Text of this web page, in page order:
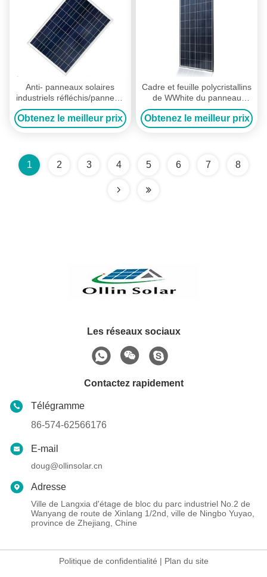
Anti- panneaux solaires
industriels réfléchis/panneau
solaire cristallin multi
Obtenez le meilleur prix
Cadre et feuille polycristallins
de WWhite du panneau
solaire 255 de système
d'étang à poissons
Obtenez le meilleur prix
1 2 3 4 5 6 7 8
Les réseaux sociaux
Contactez rapidement
Télégramme
86-574-62566176
E-mail
doug@ollinsolar.cn
Adresse
Ville de Langxia d'étage de bloc du parc industriel No.2 de
Wanyang de route de Xinlang 1/2nd, ville de Ningbo Yuyao,
province de Zhejiang, Chine
Politique de confidentialité | Plan du site